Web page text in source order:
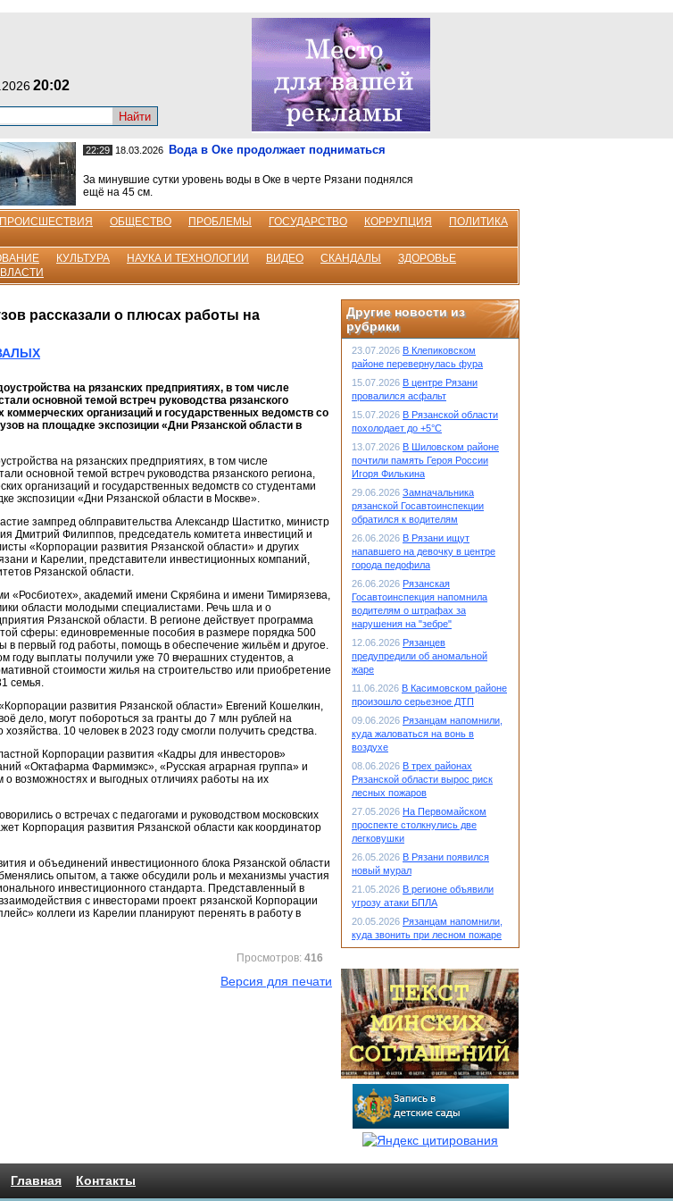
20:02
Найти
22:29 18.03.2026 Вода в Оке продолжает подниматься
За минувшие сутки уровень воды в Оке в черте Рязани поднялся
ещё на 45 см.
ПРОИСШЕСТВИЯ ОБЩЕСТВО ПРОБЛЕМЫ ГОСУДАРСТВО КОРРУПЦИЯ
ПОЛИТИКА
КУЛЬТУРА НАУКА И ТЕХНОЛОГИИ ВИДЕО СКАНДАЛЫ
ЗДОРОВЬЕ
рассказали о плюсах работы на
на рязанских предприятиях, в том числе
основной темой встреч руководства рязанского
коммерческих организаций и государственных ведомств со
на площадке экспозиции «Дни Рязанской области в
на рязанских предприятиях, в том числе
основной темой встреч руководства рязанского региона,
организаций и государственных ведомств со студентами
экспозиции «Дни Рязанской области в Москве».
зампред облправительства Александр Шаститко, министр
Дмитрий Филиппов, председатель комитета инвестиций и
«Корпорации развития Рязанской области» и других
и Карелии, представители инвестиционных компаний,
Рязанской области.
«Росбиотех», академий имени Скрябина и имени Тимирязева,
области молодыми специалистами. Речь шла и о
Рязанской области. В регионе действует программа
сферы: единовременные пособия в размере порядка 500
в первый год работы, помощь в обеспечение жильём и другое.
году выплаты получили уже 70 вчерашних студентов, а
стоимости жилья на строительство или приобретение
семья.
развития Рязанской области» Евгений Кошелкин,
дело, могут побороться за гранты до 7 млн рублей на
10 человек в 2023 году смогли получить средства.
Корпорации развития «Кадры для инвесторов»
«Октафарма Фармимэкс», «Русская аграрная группа» и
о возможностях и выгодных отличиях работы на их
о встречах с педагогами и руководством московских
Корпорация развития Рязанской области как координатор
и объединений инвестиционного блока Рязанской области
опытом, а также обсудили роль и механизмы участия
инвестиционного стандарта. Представленный в
с инвесторами проект рязанской Корпорации
коллеги из Карелии планируют перенять в работу в
Просмотров: 416
Версия для печати
Другие новости из
рубрики
23.07.2026 В Клепиковском
районе перевернулась фура
15.07.2026 В центре Рязани
провалился асфальт
15.07.2026 В Рязанской области
похолодает до +5°С
13.07.2026 В Шиловском районе
почтили память Героя России
Игоря Филькина
29.06.2026 Замначальника
рязанской Госавтоинспекции
обратился к водителям
26.06.2026 В Рязани ищут
напавшего на девочку в центре
города педофила
26.06.2026 Рязанская
Госавтоинспекция напомнила
водителям о штрафах за
нарушения на "зебре"
12.06.2026 Рязанцев
предупредили об аномальной
жаре
11.06.2026 В Касимовском районе
произошло серьезное ДТП
09.06.2026 Рязанцам напомнили,
куда жаловаться на вонь в
воздухе
08.06.2026 В трех районах
Рязанской области вырос риск
лесных пожаров
27.05.2026 На Первомайском
проспекте столкнулись две
легковушки
26.05.2026 В Рязани появился
новый мурал
21.05.2026 В регионе объявили
угрозу атаки БПЛА
20.05.2026 Рязанцам напомнили,
куда звонить при лесном пожаре
Главная Контакты